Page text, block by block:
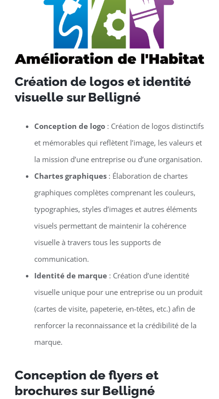
Création de logos et identité
visuelle sur Belligné
Conception de logo: Création de logos distinctifs
et mémorables qui reflètent l’image, les valeurs et
la mission d’une entreprise ou d’une organisation.
Chartes graphiques: Élaboration de chartes
graphiques complètes comprenant les couleurs,
typographies, styles d’images et autres éléments
visuels permettant de maintenir la cohérence
visuelle à travers tous les supports de
communication.
Identité de marque: Création d’une identité
visuelle unique pour une entreprise ou un produit
(cartes de visite, papeterie, en-têtes, etc.) afin de
renforcer la reconnaissance et la crédibilité de la
marque.
Conception de flyers et
brochures sur Belligné